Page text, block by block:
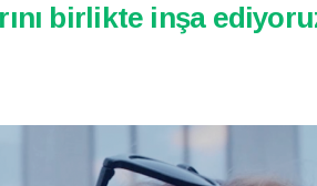
birlikte inşa